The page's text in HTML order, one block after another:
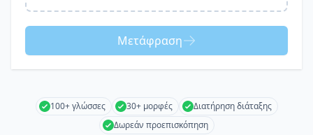
Μετάφραση
100+ γλώσσες 30+ μορφές
Διατήρηση διάταξης
Δωρεάν προεπισκόπηση